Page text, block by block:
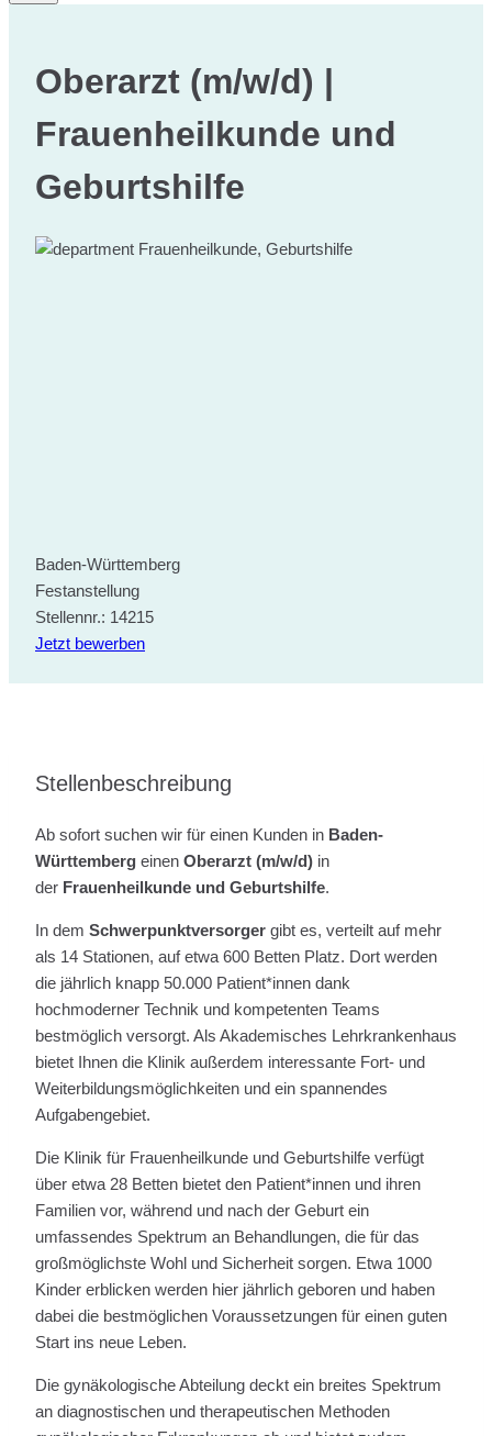
Oberarzt (m/w/d) |
Frauenheilkunde und
Geburtshilfe
Frauenheilkunde, Geburtshilfe
Baden-Württemberg
Festanstellung
Stellennr.: 14215
Jetzt bewerben
Stellenbeschreibung
Ab sofort suchen wir für einen Kunden in Baden-
Württemberg einen Oberarzt (m/w/d) in
der Frauenheilkunde und Geburtshilfe.
In dem Schwerpunktversorger gibt es, verteilt auf mehr
als 14 Stationen, auf etwa 600 Betten Platz. Dort werden
die jährlich knapp 50.000 Patient*innen dank
hochmoderner Technik und kompetenten Teams
bestmöglich versorgt. Als Akademisches Lehrkrankenhaus
bietet Ihnen die Klinik außerdem interessante Fort- und
Weiterbildungsmöglichkeiten und ein spannendes
Aufgabengebiet.
Die Klinik für Frauenheilkunde und Geburtshilfe verfügt
über etwa 28 Betten bietet den Patient*innen und ihren
Familien vor, während und nach der Geburt ein
umfassendes Spektrum an Behandlungen, die für das
großmöglichste Wohl und Sicherheit sorgen. Etwa 1000
Kinder erblicken werden hier jährlich geboren und haben
dabei die bestmöglichen Voraussetzungen für einen guten
Start ins neue Leben.
Die gynäkologische Abteilung deckt ein breites Spektrum
an diagnostischen und therapeutischen Methoden